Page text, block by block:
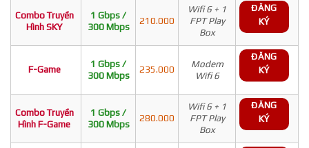
Combo Truyền
Hình SKY
1 Gbps /
300 Mbps
210.000
Wifi 6 + 1
FPT Play
Box
ĐĂNG
KÝ
F-Game
1 Gbps /
300 Mbps
235.000
Modem
Wifi 6
ĐĂNG
KÝ
Combo Truyền
Hình F-Game
1 Gbps /
300 Mbps
280.000
Wifi 6 + 1
FPT Play
Box
ĐĂNG
KÝ